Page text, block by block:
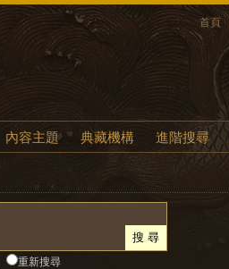
首頁
內容主題 典藏機構 進階搜尋
重新搜尋